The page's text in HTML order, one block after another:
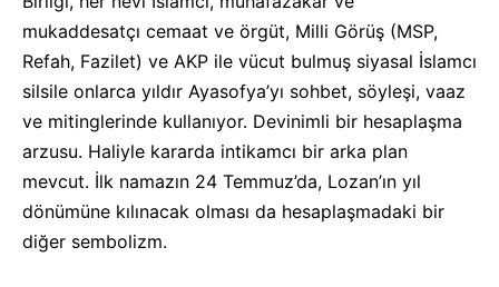
mukaddesatçı cemaat ve örgüt, Milli Görüş (MSP,
Refah, Fazilet) ve AKP ile vücut bulmuş siyasal İslamcı
silsile onlarca yıldır Ayasofya’yı sohbet, söyleşi, vaaz
ve mitinglerinde kullanıyor. Devinimli bir hesaplaşma
arzusu. Haliyle kararda intikamcı bir arka plan
mevcut. İlk namazın 24 Temmuz’da, Lozan’ın yıl
dönümüne kılınacak olması da hesaplaşmadaki bir
diğer sembolizm.